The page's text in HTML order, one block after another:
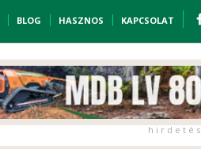
BLOG HASZNOS KAPCSOLAT
h i r d e t é s